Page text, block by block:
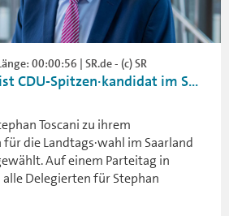
00:00:56 | SR.de - (c) SR
CDU-Spitzen·kandidat im S...
Toscani zu ihrem
die Landtags·wahl im Saarland
Auf einem Parteitag in
alle Delegierten für Stephan